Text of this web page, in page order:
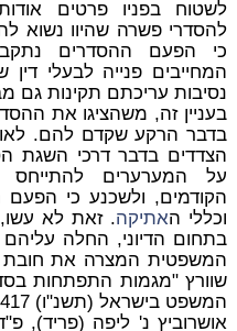
לשטוח בפניו פרטים
להסדרי פשרה שהיוו נשוא
כי הפעם ההסדרים
המחייבים פנייה לבעלי
נסיבות עריכתם תקינות גם
בעניין זה, משהציגו את
בדבר הרקע שקדם להם.
הצדדים בדבר דרכי השגת
על המערערים להתייחס
הקודמים, ולשכנע כי הפעם
וכללי האתיקה. זאת לא
בתחום הדיוני, החלה
המשפטית המצרה את חובת
שוורץ "מגמות התפתחות